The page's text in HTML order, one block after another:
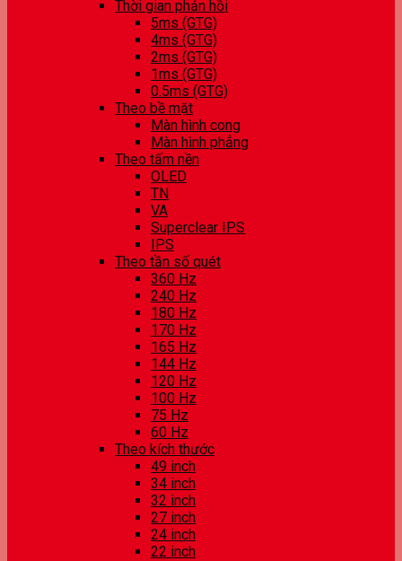
Thời gian phản hồi
5ms (GTG)
4ms (GTG)
2ms (GTG)
1ms (GTG)
0.5ms (GTG)
Theo bề mặt
Màn hình cong
Màn hình phẳng
Theo tấm nền
OLED
TN
VA
Superclear IPS
IPS
Theo tần số quét
360 Hz
240 Hz
180 Hz
170 Hz
165 Hz
144 Hz
120 Hz
100 Hz
75 Hz
60 Hz
Theo kích thước
49 inch
34 inch
32 inch
27 inch
24 inch
22 inch